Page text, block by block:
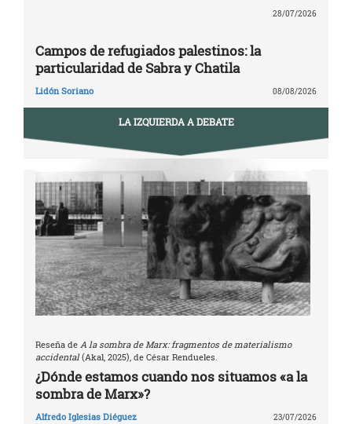
28/07/2026
Campos de refugiados palestinos: la
particularidad de Sabra y Chatila
Lidón Soriano 08/08/2026
LA IZQUIERDA A DEBATE
Reseña de A la sombra de Marx: fragmentos de materialismo
accidental(Akal, 2025), de César Rendueles.
¿Dónde estamos cuando nos situamos «a la
sombra de Marx»?
Alfredo Iglesias Diéguez 23/07/2026